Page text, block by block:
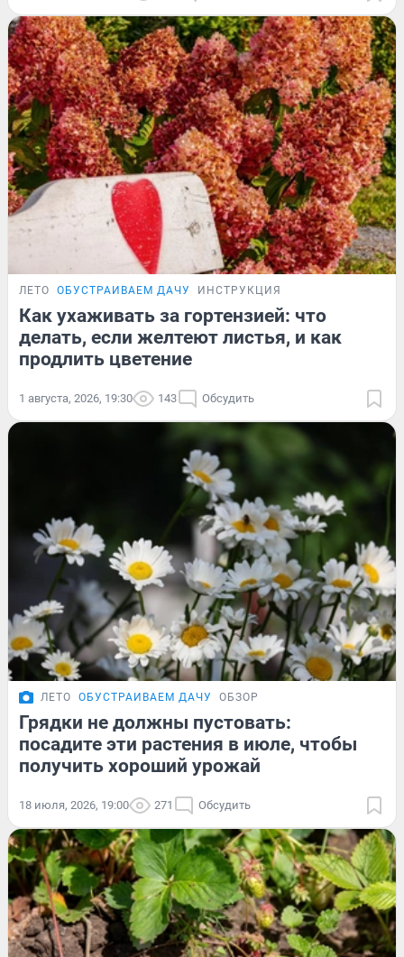
ЛЕТО ОБУСТРАИВАЕМ ДАЧУ ИНСТРУКЦИЯ
Как ухаживать за гортензией: что
делать, если желтеют листья, и как
продлить цветение
1 августа, 2026, 19:30 143 Обсудить
ЛЕТО ОБУСТРАИВАЕМ ДАЧУ ОБЗОР
Грядки не должны пустовать:
посадите эти растения в июле, чтобы
получить хороший урожай
18 июля, 2026, 19:00 271 Обсудить